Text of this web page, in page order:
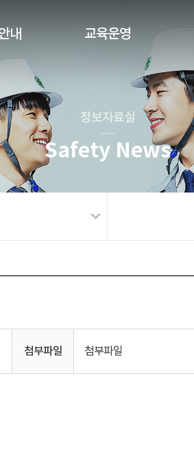
내 교육운영
정보자료실
Safety News
첨부파일 첨부파일